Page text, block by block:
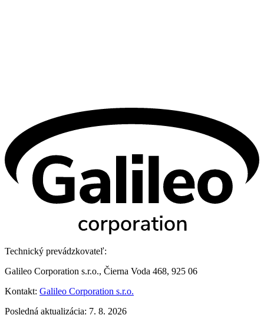
Technický prevádzkovateľ:
Galileo Corporation s.r.o., Čierna Voda 468, 925 06
Kontakt: Galileo Corporation s.r.o.
Posledná aktualizácia: 7. 8. 2026